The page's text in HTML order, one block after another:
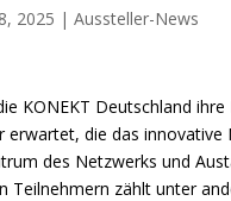
2025 |Aussteller-News
KONEKT Deutschland
erwartet, die das
des Netzwerks und
Teilnehmern zählt unter